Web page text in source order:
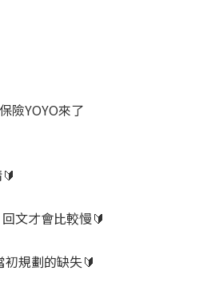
險YOYO來了
文才會比較慢🔰
規劃的缺失🔰